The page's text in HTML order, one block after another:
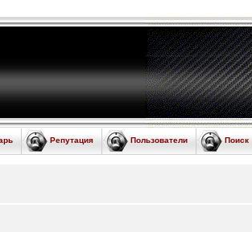
Поиск
Пользователи
Репутация